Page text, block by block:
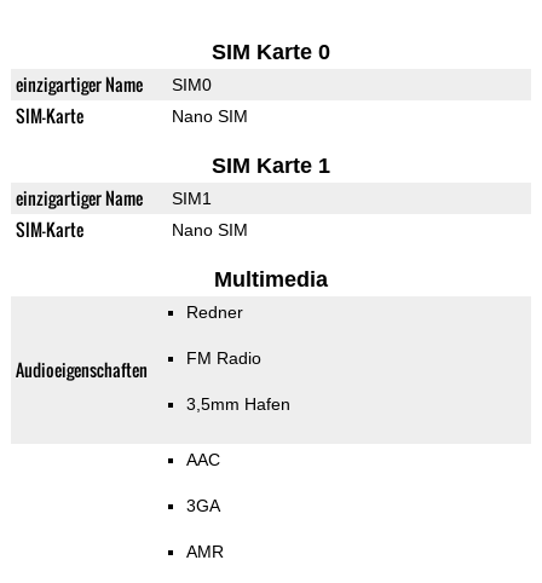
SIM Karte 0
einzigartiger Name SIM0
SIM-Karte Nano SIM
SIM Karte 1
einzigartiger Name SIM1
SIM-Karte Nano SIM
Multimedia
Audioeigenschaften
Redner
FM Radio
3,5mm Hafen
AAC
3GA
AMR